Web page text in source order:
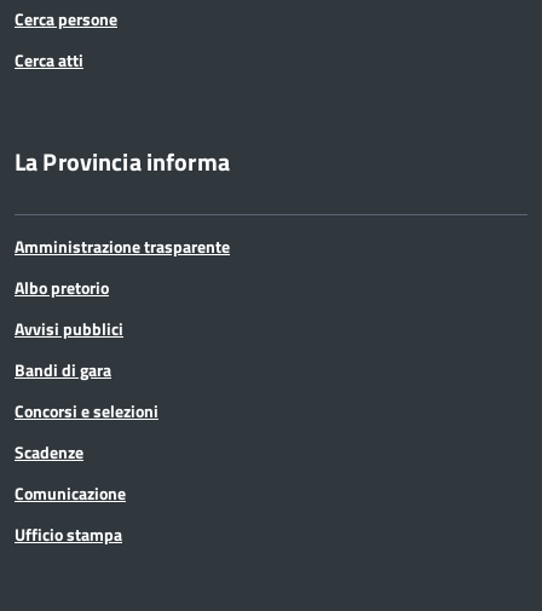
Cerca persone
Cerca atti
La Provincia informa
Amministrazione trasparente
Albo pretorio
Avvisi pubblici
Bandi di gara
Concorsi e selezioni
Scadenze
Comunicazione
Ufficio stampa